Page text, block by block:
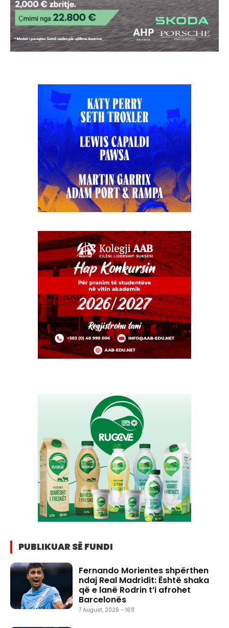
PUBLIKUAR SË FUNDI
Fernando Morientes shpërthen
ndaj Real Madridit: Është shaka
që e lanë Rodrin t’i afrohet
Barcelonës
7 August, 2026 - 16:11